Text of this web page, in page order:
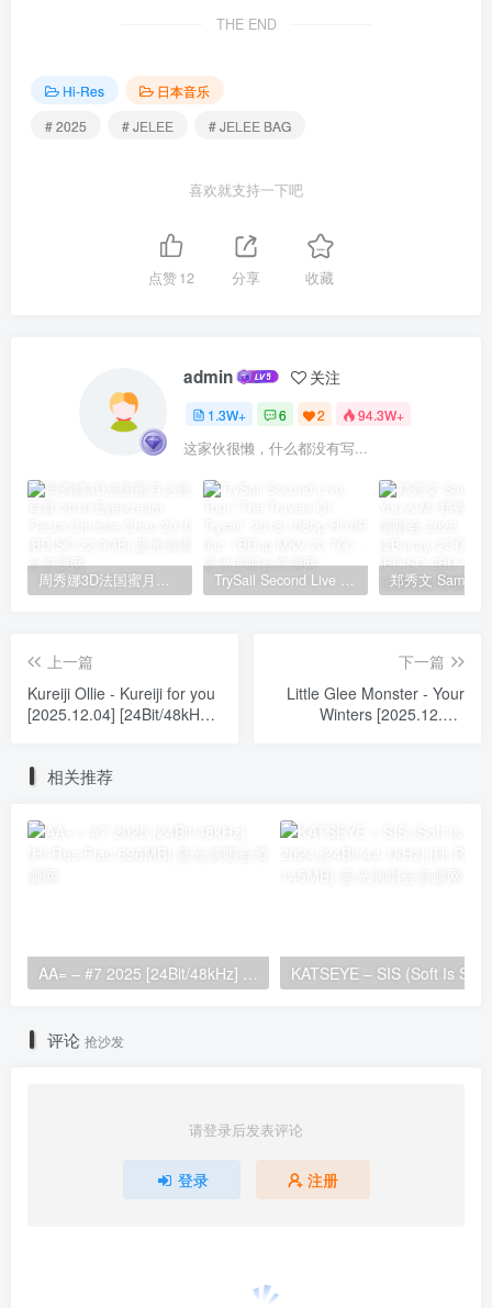
THE END
Hi-Res
日本音乐
# 2025
# JELEE # JELEE BAG
喜欢就支持一下吧
点赞12 分享 收藏
admin 关注
1.3W+ 6 2 94.3W+
这家伙很懒，什么都没有写...
周秀娜3D法国蜜月之旅写真 2010 Eyescream Fiesta Chrissie Chau 2010 [BDISO 22.9GB] TrySail Second Live Tour “The Travels Of Trysail” 2018 1080p Hi10P flac《BDrip MKV 20.7G》
上一篇
Kureiji Ollie - Kureiji for you
[2025.12.04] [24Bit/48kHz]
下一篇
Little Glee Monster - Your
Winters [2025.12.01]
相关推荐
AA= – #7 2025 [24Bit/48kHz] [Hi-Res Flac 696MB]
评论 抢沙发
请登录后发表评论
登录 注册